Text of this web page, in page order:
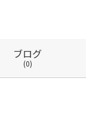
ブログ
(0)